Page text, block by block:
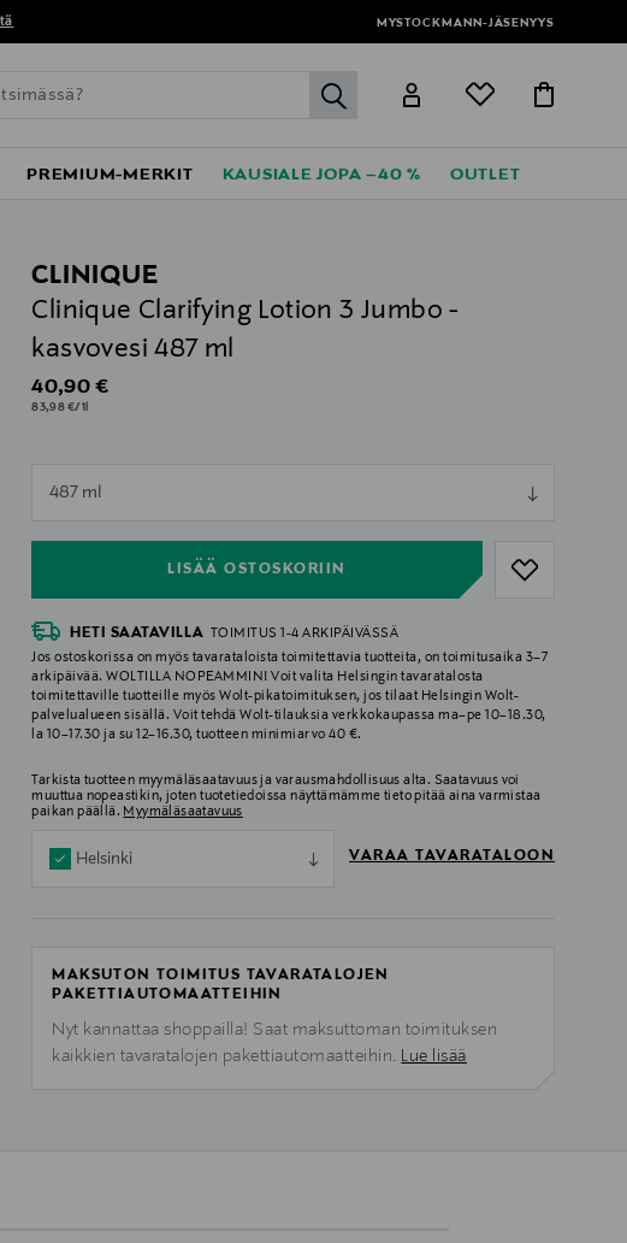
MYSTOCKMANN-JÄSENYYS
label.header.go
PREMIUM-MERKIT KAUSIALE JOPA –40 % OUTLET
CLINIQUE
Clinique Clarifying Lotion 3 Jumbo -
kasvovesi 487 ml
Original Price
40,90 €
83,98 €/1l
487 ml
LISÄÄ OSTOSKORIIN
null
HETI SAATAVILLA
TOIMITUS 1-4 ARKIPÄIVÄSSÄ
Jos ostoskorissa on myös tavarataloista toimitettavia tuotteita, on toimitusaika 3–7
arkipäivää. WOLTILLA NOPEAMMIN! Voit valita Helsingin tavaratalosta
toimitettaville tuotteille myös Wolt-pikatoimituksen, jos tilaat Helsingin Wolt-
palvelualueen sisällä. Voit tehdä Wolt-tilauksia verkkokaupassa ma–pe 10–18.30,
la 10–17.30 ja su 12–16.30, tuotteen minimiarvo 40 €.
Tarkista tuotteen myymäläsaatavuus ja varausmahdollisuus alta. Saatavuus voi
muuttua nopeastikin, joten tuotetiedoissa näyttämämme tieto pitää aina varmistaa
paikan päällä. Myymäläsaatavuus
Helsinki VARAA TAVARATALOON
MAKSUTON TOIMITUS TAVARATALOJEN
PAKETTIAUTOMAATTEIHIN
Nyt kannattaa shoppailla! Saat maksuttoman toimituksen
kaikkien tavaratalojen pakettiautomaatteihin. Lue lisää